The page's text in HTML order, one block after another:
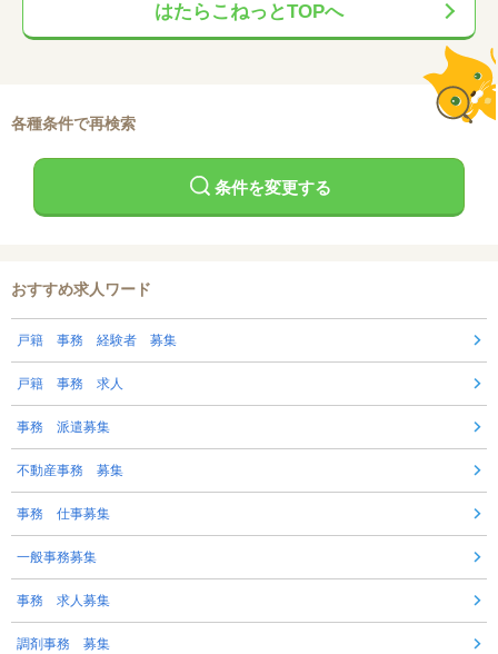
はたらこねっとTOPへ
各種条件で再検索
条件を変更する
おすすめ求人ワード
戸籍 事務 経験者 募集
戸籍 事務 求人
事務 派遣募集
不動産事務 募集
事務 仕事募集
一般事務募集
事務 求人募集
調剤事務 募集